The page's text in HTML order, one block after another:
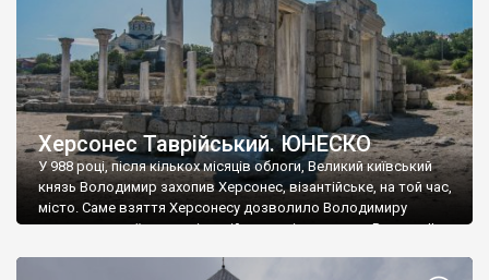
Херсонес Таврійський. ЮНЕСКО
У 988 році, після кількох місяців облоги, Великий київський
князь Володимир захопив Херсонес, візантійське, на той час,
місто. Саме взяття Херсонесу дозволило Володимиру
диктувати свої умови візантійському імператору Василю ІІ, та
Херсонесі Володимир-язичник, став Василем-християнином.